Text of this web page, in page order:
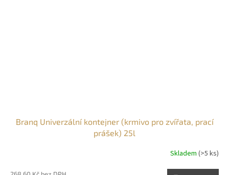
Branq Univerzální kontejner (krmivo pro zvířata, prací
prášek) 25l
Skladem (>5 ks)